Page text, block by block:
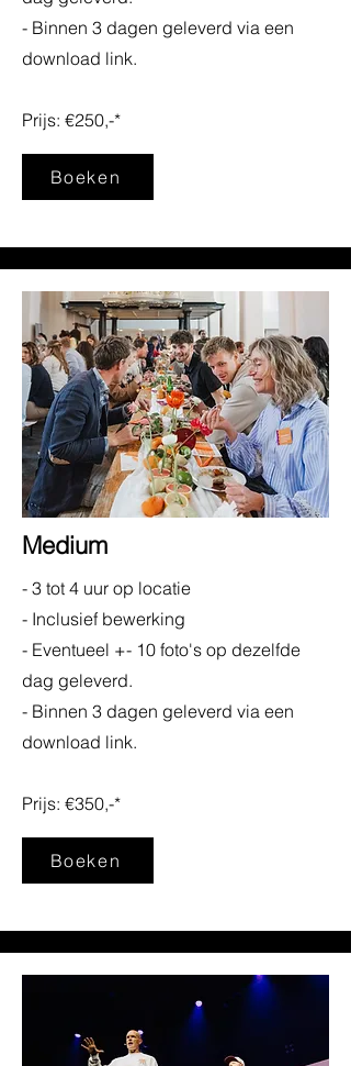
- Binnen 3 dagen geleverd via een
download link.
Prijs: €250,-*
Boeken
Medium
- 3 tot 4 uur op locatie
- Inclusief bewerking
- Eventueel +- 10 foto's op dezelfde
dag geleverd.
- Binnen 3 dagen geleverd via een
download link.
Prijs: €350,-*
Boeken